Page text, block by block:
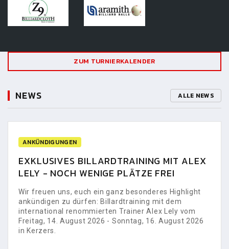
ZUM TURNIERKALENDER
NEWS ALLE NEWS
ANKÜNDIGUNGEN
EXKLUSIVES BILLARDTRAINING MIT ALEX
LELY - NOCH WENIGE PLÄTZE FREI
Wir freuen uns, euch ein ganz besonderes Highlight
ankündigen zu dürfen: Billardtraining mit dem
international renommierten Trainer Alex Lely vom
Freitag, 14. August 2026 - Sonntag, 16. August 2026
in Kerzers.